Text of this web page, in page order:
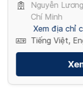
Nguyễn
Chí Minh
Xem địa chỉ
Tiếng Việt,